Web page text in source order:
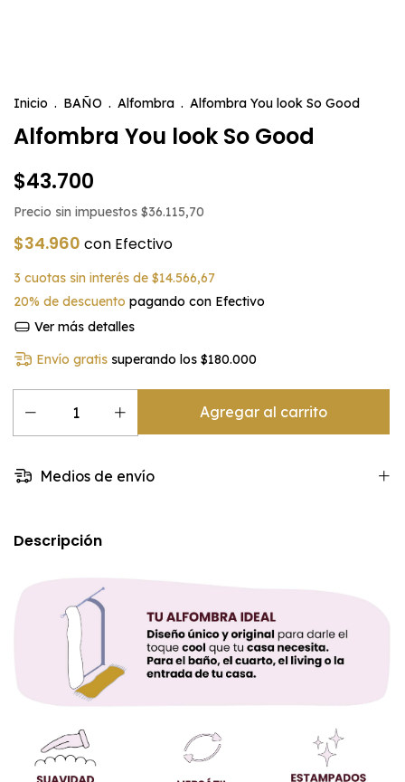
Inicio . BAÑO . Alfombra . Alfombra You look So Good
Alfombra You look So Good
$43.700
Precio sin impuestos $36.115,70
$34.960 con Efectivo
3 cuotas sin interés de $14.566,67
20% de descuento pagando con Efectivo
Ver más detalles
Envío gratis superando los$180.000
Medios de envío
Descripción